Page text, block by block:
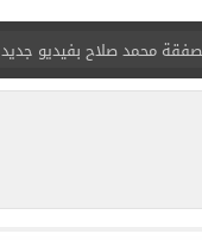
محمد صلاح بفيديو جديد